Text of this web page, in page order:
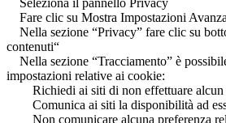
Seleziona il pannello Privacy
Fare clic su Mostra Impostazioni
Nella sezione “Privacy” fare clic su
contenuti“
Nella sezione “Tracciamento” è
impostazioni relative ai cookie:
Richiedi ai siti di non effettuare alcun
Comunica ai siti la disponibilità ad
Non comunicare alcuna preferenza